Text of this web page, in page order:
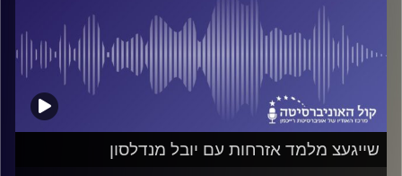
שייגעצ מלמד אזרחות עם יובל מנדלסון